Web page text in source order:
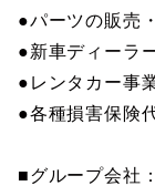
●パーツの販売
●新車ディーラ
●レンタカー事
●各種損害保険
■グループ会社